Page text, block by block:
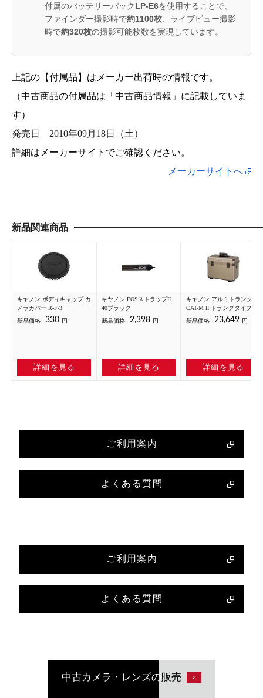
付属のバッテリーパックLP-E6を使用することで、
ファインダー撮影時で約1100枚 、ライブビュー撮影
時で約320枚の撮影可能枚数を実現しています。
上記の【付属品】はメーカー出荷時の情報です。
（中古商品の付属品は「中古商品情報」に記載していま
す）
発売日
2010年09月18日（土）
詳細はメーカーサイトでご確認ください。
メーカーサイトへ
新品関連商品
キヤノン ボディキャップ カ
メラカバー R-F-3
新品価格
330 円
詳細を見る
キヤノン EOSストラップII
40ブラック
新品価格
2,398 円
詳細を見る
キヤノン アルミトランク
CAT-M II トランクタイプM
新品価格
23,649 円
詳細を見る
ご利用案内
よくある質問
ご利用案内
よくある質問
中古カメラ・レンズの販売